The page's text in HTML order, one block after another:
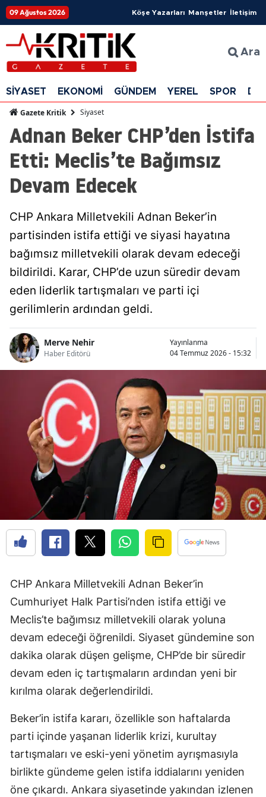
09 Ağustos 2026 Köşe Yazarları Manşetler İletişim
Ara
SİYASET EKONOMİ GÜNDEM YEREL SPOR
Gazete Kritik Siyaset
Adnan Beker CHP’den İstifa
Etti: Meclis’te Bağımsız
Devam Edecek
CHP Ankara Milletvekili Adnan Beker’in
partisinden istifa ettiği ve siyasi hayatına
bağımsız milletvekili olarak devam edeceği
bildirildi. Karar, CHP’de uzun süredir devam
eden liderlik tartışmaları ve parti içi
gerilimlerin ardından geldi.
Merve Nehir
Haber Editörü
Yayınlanma
04 Temmuz 2026 - 15:32
CHP Ankara Milletvekili Adnan Beker’in
Cumhuriyet Halk Partisi’nden istifa ettiği ve
Meclis’te bağımsız milletvekili olarak yoluna
devam edeceği öğrenildi. Siyaset gündemine son
dakika olarak düşen gelişme, CHP’de bir süredir
devam eden iç tartışmaların ardından yeni bir
kırılma olarak değerlendirildi.
Beker’in istifa kararı, özellikle son haftalarda
parti içinde yaşanan liderlik krizi, kurultay
tartışmaları ve eski-yeni yönetim ayrışmasıyla
birlikte gündeme gelen istifa iddialarını yeniden
öne çıkardı. Ankara siyasetinde yakından izlenen